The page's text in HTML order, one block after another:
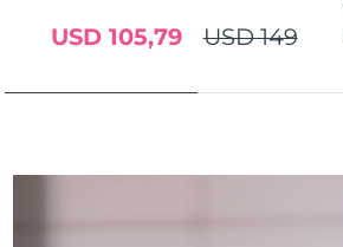
USD 149
USD 105,79